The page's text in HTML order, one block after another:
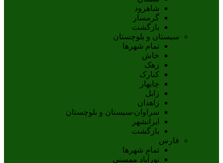
شاهرود
گرمسار
بازگشت
سیستان و بلوچستان
تمام شهر‌ها
خاش
زهک
کنارک
چابهار
زابل
زاهدان
سراوان-سيستان و بلوچستان
ايرانشهر
بازگشت
فارس
تمام شهر‌ها
نورآباد ممسنی